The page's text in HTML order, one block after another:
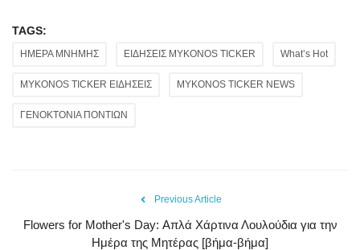
TAGS:
ΗΜΕΡΑ ΜΝΗΜΗΣ ΕΙΔΗΣΕΙΣ MYKONOS TICKER What’s Hot
MYKONOS TICKER ΕΙΔΗΣΕΙΣ MYKONOS TICKER NEWS
ΓΕΝΟΚΤΟΝΙΑ ΠΟΝΤΙΩΝ
Previous Article
Flowers for Mother's Day: Απλά Χάρτινα Λουλούδια για την
Ημέρα της Μητέρας [βήμα-βήμα]